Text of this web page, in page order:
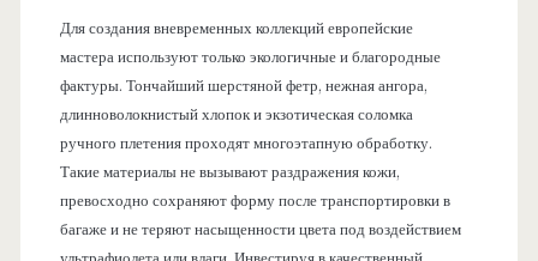
Для создания вневременных коллекций европейские
мастера используют только экологичные и благородные
фактуры. Тончайший шерстяной фетр, нежная ангора,
длинноволокнистый хлопок и экзотическая соломка
ручного плетения проходят многоэтапную обработку.
Такие материалы не вызывают раздражения кожи,
превосходно сохраняют форму после транспортировки в
багаже и не теряют насыщенности цвета под воздействием